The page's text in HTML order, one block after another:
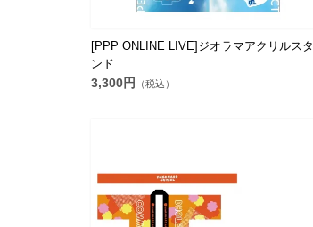
[PPP ONLINE LIVE]ジオラマアクリルスタ
ンド
3,300円 （税込）